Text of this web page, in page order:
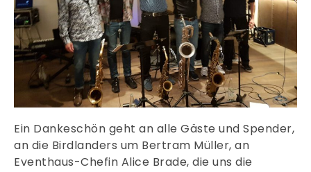
Ein Dankeschön geht an alle Gäste und Spender,
an die Birdlanders um Bertram Müller, an
Eventhaus-Chefin Alice Brade, die uns die